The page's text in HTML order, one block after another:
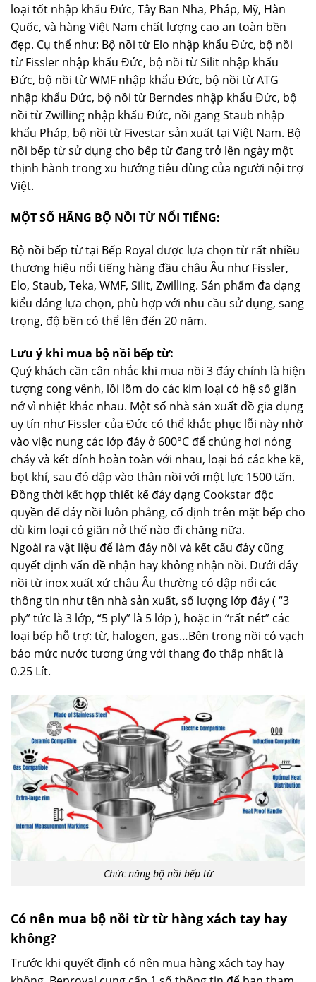
loại tốt nhập khẩu Đức, Tây Ban Nha, Pháp, Mỹ, Hàn
Quốc, và hàng Việt Nam chất lượng cao an toàn bền
đẹp. Cụ thể như: Bộ nồi từ Elo nhập khẩu Đức, bộ nồi
từ Fissler nhập khẩu Đức, bộ nồi từ Silit nhập khẩu
Đức, bộ nồi từ WMF nhập khẩu Đức, bộ nồi từ ATG
nhập khẩu Đức, bộ nồi từ Berndes nhập khẩu Đức, bộ
nồi từ Zwilling nhập khẩu Đức, nồi gang Staub nhập
khẩu Pháp, bộ nồi từ Fivestar sản xuất tại Việt Nam. Bộ
nồi bếp từ sử dụng cho bếp từ đang trở lên ngày một
thịnh hành trong xu hướng tiêu dùng của người nội trợ
Việt.
MỘT SỐ HÃNG BỘ NỒI TỪ NỔI TIẾNG:
Bộ nồi bếp từ tại Bếp Royal được lựa chọn từ rất nhiều
thương hiệu nổi tiếng hàng đầu châu Âu như Fissler,
Elo, Staub, Teka, WMF, Silit, Zwilling. Sản phẩm đa dạng
kiểu dáng lựa chọn, phù hợp với nhu cầu sử dụng, sang
trọng, độ bền có thể lên đến 20 năm.
Lưu ý khi mua bộ nồi bếp từ:
Quý khách cần cân nhắc khi mua nồi 3 đáy chính là hiện
tượng cong vênh, lồi lõm do các kim loại có hệ số giãn
nở vì nhiệt khác nhau. Một số nhà sản xuất đồ gia dụng
uy tín như Fissler của Đức có thể khắc phục lỗi này nhờ
vào việc nung các lớp đáy ở 600°C để chúng hơi nóng
chảy và kết dính hoàn toàn với nhau, loại bỏ các khe kẽ,
bọt khí, sau đó dập vào thân nồi với một lực 1500 tấn.
Đồng thời kết hợp thiết kế đáy dạng Cookstar độc
quyền để đáy nồi luôn phẳng, cố định trên mặt bếp cho
dù kim loại có giãn nở thế nào đi chăng nữa.
Ngoài ra vật liệu để làm đáy nồi và kết cấu đáy cũng
quyết định vấn đề nhận hay không nhận nồi. Dưới đáy
nồi từ inox xuất xứ châu Âu thường có dập nổi các
thông tin như tên nhà sản xuất, số lượng lớp đáy ( “3
ply” tức là 3 lớp, “5 ply” là 5 lớp ), hoặc in “rất nét” các
loại bếp hỗ trợ: từ, halogen, gas…Bên trong nồi có vạch
báo mức nước tương ứng với thang đo thấp nhất là
0.25 Lít.
Chức năng bộ nồi bếp từ
Có nên mua bộ nồi từ từ hàng xách tay hay
không?
Trước khi quyết định có nên mua hàng xách tay hay